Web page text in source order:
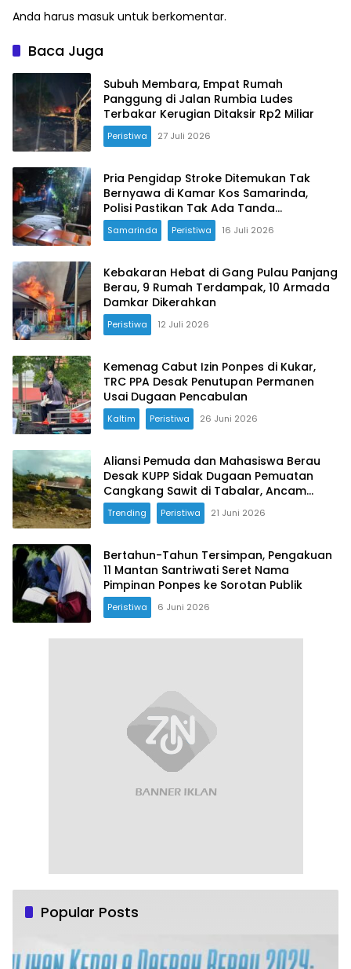
Anda harus masuk untuk berkomentar.
Baca Juga
Subuh Membara, Empat Rumah
Panggung di Jalan Rumbia Ludes
Terbakar Kerugian Ditaksir Rp2 Miliar
Peristiwa 27 Juli 2026
Pria Pengidap Stroke Ditemukan Tak
Bernyawa di Kamar Kos Samarinda,
Polisi Pastikan Tak Ada Tanda
Kekerasan
Samarinda Peristiwa 16 Juli 2026
Kebakaran Hebat di Gang Pulau Panjang
Berau, 9 Rumah Terdampak, 10 Armada
Damkar Dikerahkan
Peristiwa 12 Juli 2026
Kemenag Cabut Izin Ponpes di Kukar,
TRC PPA Desak Penutupan Permanen
Usai Dugaan Pencabulan
Kaltim Peristiwa 26 Juni 2026
Aliansi Pemuda dan Mahasiswa Berau
Desak KUPP Sidak Dugaan Pemuatan
Cangkang Sawit di Tabalar, Ancam
Gelar Demo
Trending Peristiwa 21 Juni 2026
Bertahun-Tahun Tersimpan, Pengakuan
11 Mantan Santriwati Seret Nama
Pimpinan Ponpes ke Sorotan Publik
Peristiwa 6 Juni 2026
Popular Posts